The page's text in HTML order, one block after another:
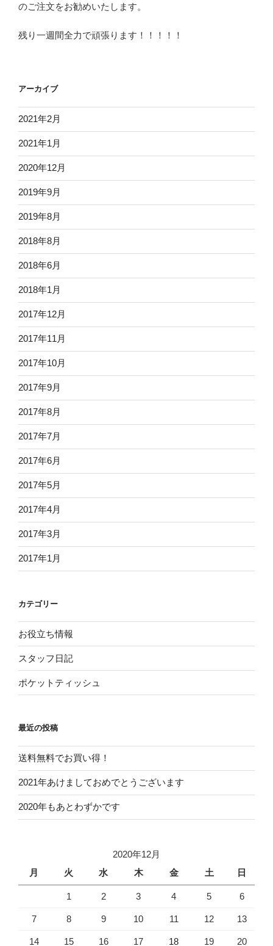
のご注文をお勧めいたします。
残り一週間全力で頑張ります！！！！！
アーカイブ
2021年2月
2021年1月
2020年12月
2019年9月
2019年8月
2018年8月
2018年6月
2018年1月
2017年12月
2017年11月
2017年10月
2017年9月
2017年8月
2017年7月
2017年6月
2017年5月
2017年4月
2017年3月
2017年1月
カテゴリー
お役立ち情報
スタッフ日記
ポケットティッシュ
最近の投稿
送料無料でお買い得！
2021年あけましておめでとうございます
2020年もあとわずかです
2020年12月
月
火 水 木 金 土 日
1 2 3 4 5 6
7 8 9 10 11 12 13
14 15 16 17 18 19 20